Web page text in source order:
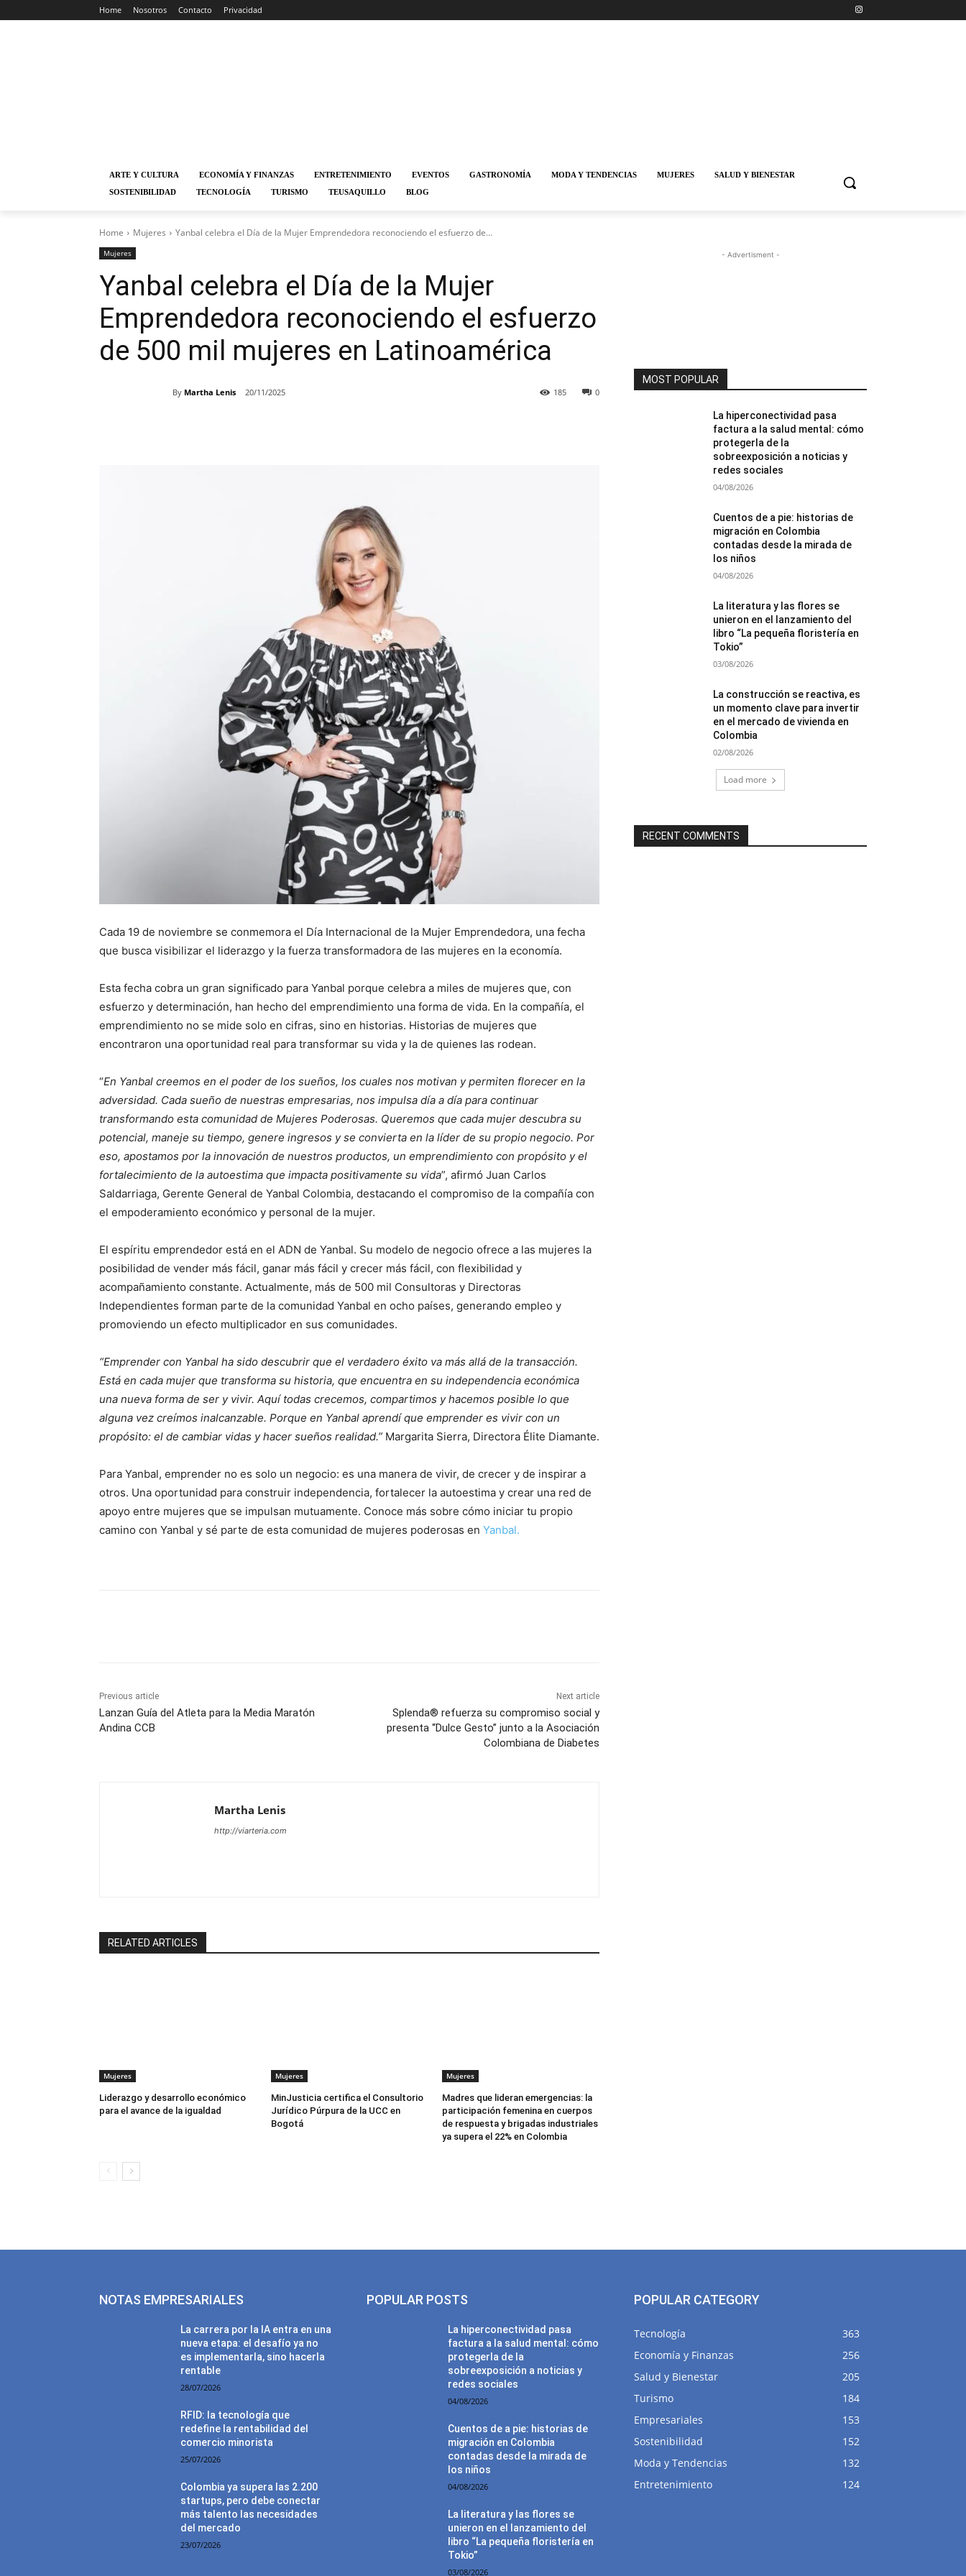
Home Nosotros Contacto Privacidad
ARTE Y CULTURA ECONOMÍA Y FINANZAS ENTRETENIMIENTO EVENTOS GASTRONOMÍA MODA Y TENDENCIAS MUJERES
SALUD Y BIENESTAR
SOSTENIBILIDAD
TECNOLOGÍA TURISMO TEUSAQUILLO BLOG
Home Mujeres Yanbal celebra el Día de la Mujer Emprendedora reconociendo el esfuerzo de...
Mujeres
Yanbal celebra el Día de la Mujer
Emprendedora reconociendo el esfuerzo
de 500 mil mujeres en Latinoamérica
By Martha Lenis 20/11/2025 0
185
Cada 19 de noviembre se conmemora el Día Internacional de la Mujer Emprendedora, una fecha
que busca visibilizar el liderazgo y la fuerza transformadora de las mujeres en la economía.
Esta fecha cobra un gran significado para Yanbal porque celebra a miles de mujeres que, con
esfuerzo y determinación, han hecho del emprendimiento una forma de vida. En la compañía, el
emprendimiento no se mide solo en cifras, sino en historias. Historias de mujeres que
encontraron una oportunidad real para transformar su vida y la de quienes las rodean.
“En Yanbal creemos en el poder de los sueños, los cuales nos motivan y permiten florecer en la
adversidad. Cada sueño de nuestras empresarias, nos impulsa día a día para continuar
transformando esta comunidad de Mujeres Poderosas. Queremos que cada mujer descubra su
potencial, maneje su tiempo, genere ingresos y se convierta en la líder de su propio negocio. Por
eso, apostamos por la innovación de nuestros productos, un emprendimiento con propósito y el
fortalecimiento de la autoestima que impacta positivamente su vida”, afirmó Juan Carlos
Saldarriaga, Gerente General de Yanbal Colombia, destacando el compromiso de la compañía con
el empoderamiento económico y personal de la mujer.
El espíritu emprendedor está en el ADN de Yanbal. Su modelo de negocio ofrece a las mujeres la
posibilidad de vender más fácil, ganar más fácil y crecer más fácil, con flexibilidad y
acompañamiento constante. Actualmente, más de 500 mil Consultoras y Directoras
Independientes forman parte de la comunidad Yanbal en ocho países, generando empleo y
promoviendo un efecto multiplicador en sus comunidades.
“Emprender con Yanbal ha sido descubrir que el verdadero éxito va más allá de la transacción.
Está en cada mujer que transforma su historia, que encuentra en su independencia económica
una nueva forma de ser y vivir. Aquí todas crecemos, compartimos y hacemos posible lo que
alguna vez creímos inalcanzable. Porque en Yanbal aprendí que emprender es vivir con un
propósito: el de cambiar vidas y hacer sueños realidad.” Margarita Sierra, Directora Élite Diamante.
Para Yanbal, emprender no es solo un negocio: es una manera de vivir, de crecer y de inspirar a
otros. Una oportunidad para construir independencia, fortalecer la autoestima y crear una red de
apoyo entre mujeres que se impulsan mutuamente. Conoce más sobre cómo iniciar tu propio
camino con Yanbal y sé parte de esta comunidad de mujeres poderosas en Yanbal.
Previous article
Lanzan Guía del Atleta para la Media Maratón
Andina CCB
Next article
Splenda® refuerza su compromiso social y
presenta “Dulce Gesto” junto a la Asociación
Colombiana de Diabetes
Martha Lenis
http://viarteria.com
RELATED ARTICLES
Mujeres
Liderazgo y desarrollo económico
para el avance de la igualdad
Mujeres
MinJusticia certifica el Consultorio
Jurídico Púrpura de la UCC en
Bogotá
Mujeres
Madres que lideran emergencias: la
participación femenina en cuerpos
de respuesta y brigadas industriales
ya supera el 22% en Colombia
- Advertisment -
MOST POPULAR
La hiperconectividad pasa
factura a la salud mental: cómo
protegerla de la
sobreexposición a noticias y
redes sociales
04/08/2026
Cuentos de a pie: historias de
migración en Colombia
contadas desde la mirada de
los niños
04/08/2026
La literatura y las flores se
unieron en el lanzamiento del
libro “La pequeña floristería en
Tokio”
03/08/2026
La construcción se reactiva, es
un momento clave para invertir
en el mercado de vivienda en
Colombia
02/08/2026
Load more
RECENT COMMENTS
NOTAS EMPRESARIALES
La carrera por la IA entra en una
nueva etapa: el desafío ya no
es implementarla, sino hacerla
rentable
28/07/2026
RFID: la tecnología que
redefine la rentabilidad del
comercio minorista
25/07/2026
Colombia ya supera las 2.200
startups, pero debe conectar
más talento las necesidades
del mercado
23/07/2026
POPULAR POSTS
La hiperconectividad pasa
factura a la salud mental: cómo
protegerla de la
sobreexposición a noticias y
redes sociales
04/08/2026
Cuentos de a pie: historias de
migración en Colombia
contadas desde la mirada de
los niños
04/08/2026
La literatura y las flores se
unieron en el lanzamiento del
libro “La pequeña floristería en
Tokio”
03/08/2026
POPULAR CATEGORY
Tecnología
363
Economía y Finanzas
256
Salud y Bienestar
205
Turismo
184
Empresariales
153
Sostenibilidad
152
Moda y Tendencias
132
Entretenimiento
124